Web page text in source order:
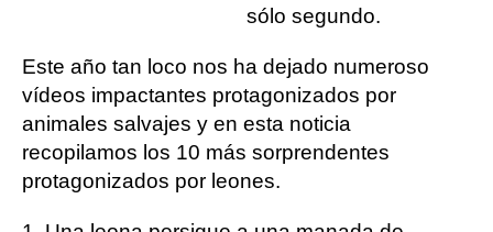
sólo segundo.
Este año tan loco nos ha dejado numeroso
vídeos impactantes protagonizados por
animales salvajes y en esta noticia
recopilamos los 10 más sorprendentes
protagonizados por leones.